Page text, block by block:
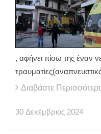
, αφήνει πίσω της έναν
Διαβάστε
30 Δεκέμβριος 2024